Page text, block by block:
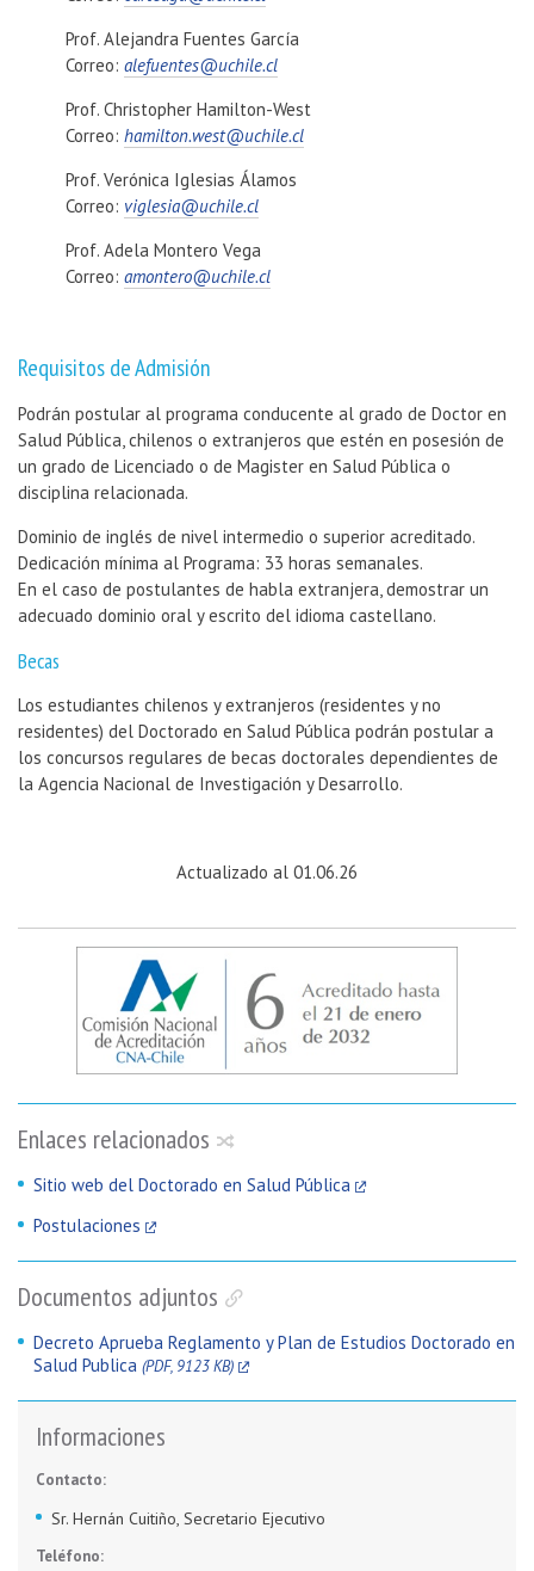
Enlaces relacionados
Sitio web del Doctorado en Salud Pública
Postulaciones
Documentos adjuntos
Decreto Aprueba Reglamento y Plan de Estudios Doctorado en
Salud Publica (PDF, 9123 KB)
Informaciones
Contacto:
Sr. Hernán Cuitiño, Secretario Ejecutivo
Teléfono:
Prof. Alejandra Fuentes García
Correo: alefuentes@uchile.cl
Prof. Christopher Hamilton-West
Correo: hamilton.west@uchile.cl
Prof. Verónica Iglesias Álamos
Correo: viglesia@uchile.cl
Prof. Adela Montero Vega
Correo: amontero@uchile.cl
Requisitos de Admisión
Podrán postular al programa conducente al grado de Doctor en
Salud Pública, chilenos o extranjeros que estén en posesión de
un grado de Licenciado o de Magister en Salud Pública o
disciplina relacionada.
Dominio de inglés de nivel intermedio o superior acreditado.
Dedicación mínima al Programa: 33 horas semanales.
En el caso de postulantes de habla extranjera, demostrar un
adecuado dominio oral y escrito del idioma castellano.
Becas
Los estudiantes chilenos y extranjeros (residentes y no
residentes) del Doctorado en Salud Pública podrán postular a
los concursos regulares de becas doctorales dependientes de
la Agencia Nacional de Investigación y Desarrollo.
Actualizado al 01.06.26